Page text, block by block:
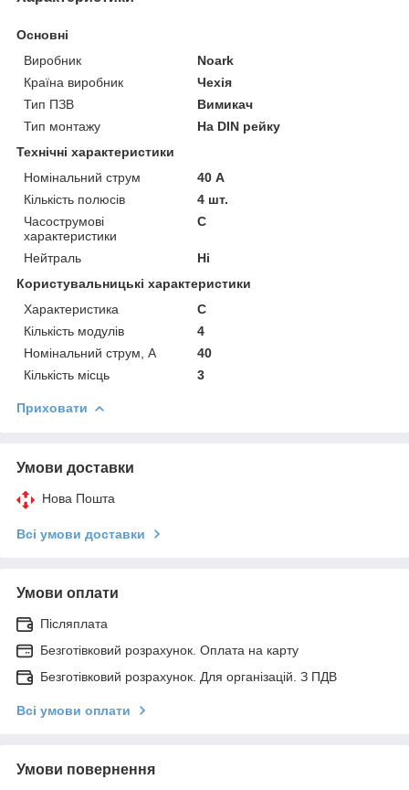
Основні
Виробник
Noark
Країна виробник
Чехія
Тип ПЗВ
Вимикач
Тип монтажу
На DIN рейку
Технічні характеристики
Номінальний струм
40 А
Кількість полюсів
4 шт.
Часострумові
характеристики
C
Нейтраль
Ні
Користувальницькі характеристики
Характеристика
C
Кількість модулів
4
Номінальний струм, А
40
Кількість місць
3
Приховати
Умови доставки
Нова Пошта
Всі умови доставки
Умови оплати
Післяплата
Безготівковий розрахунок. Оплата на карту
Безготівковий розрахунок. Для організацій. З ПДВ
Всі умови оплати
Умови повернення